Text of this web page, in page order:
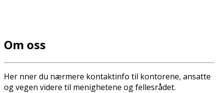
Om oss
Her finner du nærmere kontaktinfo til kontorene, ansatte
og vegen videre til menighetene og fellesrådet.